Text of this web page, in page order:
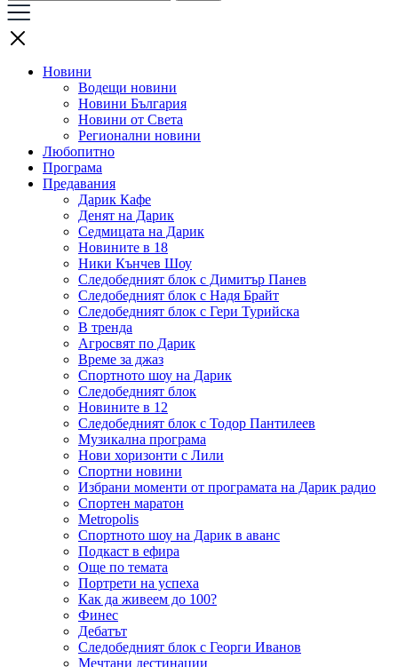
Новини
Водещи новини
Новини България
Новини от Света
Регионални новини
Любопитно
Програма
Предавания
Дарик Кафе
Денят на Дарик
Седмицата на Дарик
Новините в 18
Ники Кънчев Шоу
Следобедният блок с Димитър Панев
Следобедният блок с Надя Брайт
Следобедният блок с Гери Турийска
В тренда
Агросвят по Дарик
Време за джаз
Спортното шоу на Дарик
Следобедният блок
Новините в 12
Следобедният блок с Тодор Пантилеев
Музикална програма
Нови хоризонти с Лили
Спортни новини
Избрани моменти от програмата на Дарик радио
Спортен маратон
Metropolis
Спортното шоу на Дарик в аванс
Подкаст в ефира
Още по темата
Портрети на успеха
Как да живеем до 100?
Финес
Дебатът
Следобедният блок с Георги Иванов
Мечтани дестинации